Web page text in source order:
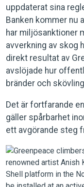
uppdaterat sina
Banken kommer nu
har miljösanktioner
avverkning av skog
direkt resultat av
avslöjade hur
bränder och
Det är fortfarande
gäller spårbarhet
ett avgörande steg